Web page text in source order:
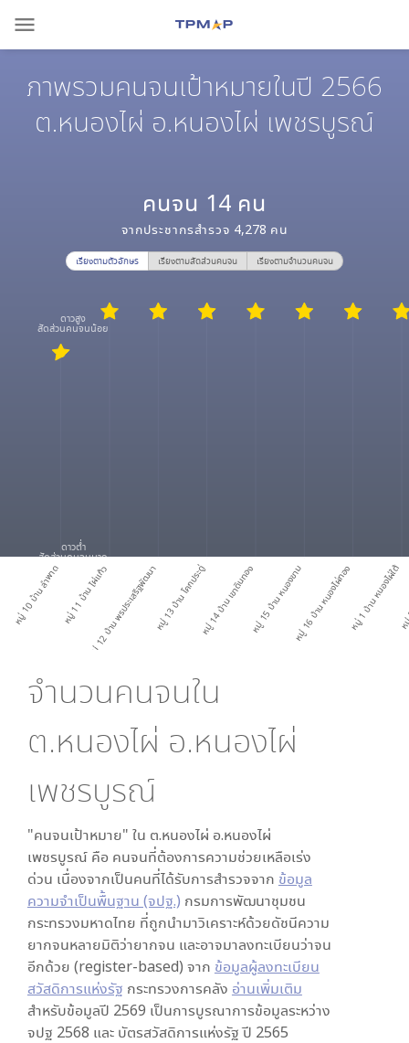
menu
ภาพรวมคนจนเป้าหมายในปี 2566
ต.หนองไผ่ อ.หนองไผ่ เพชรบูรณ์
คนจน 14 คน
จากประชากรสำรวจ 4,278 คน
เรียงตามตัวอักษร เรียงตามสัดส่วนคนจน เรียงตามจำนวนคนจน
หมู่ 10 บ้าน ลำพาดหมู่ 11 บ้าน ไผ่แก้วหมู่ 12 บ้าน พรประเสริฐพัฒนาหมู่ 13 บ้าน โคกประดู่หมู่ 14 บ้าน เขาดินทองหมู่ 15 บ้าน หนองขามหมู่ 16 บ้าน หนองไผ่ทองหมู่ 1 บ้าน หนองไผ่ใต้
ดาวสูง
สัดส่วนคนจนน้อย
ดาวต่ำ
สัดส่วนคนจนมาก
จำนวนคนจนใน
ต.หนองไผ่ อ.หนองไผ่
เพชรบูรณ์
"คนจนเป้าหมาย" ใน ต.หนองไผ่ อ.หนองไผ่
เพชรบูรณ์ คือ คนจนที่ต้องการความช่วยเหลือเร่ง
ด่วน เนื่องจากเป็นคนที่ได้รับการสำรวจจาก ข้อมูล
ความจำเป็นพื้นฐาน (จปฐ.) กรมการพัฒนาชุมชน
กระทรวงมหาดไทย ที่ถูกนำมาวิเคราะห์ด้วยดัชนีความ
ยากจนหลายมิติว่ายากจน และอาจมาลงทะเบียนว่าจน
อีกด้วย (register-based) จาก ข้อมูลผู้ลงทะเบียน
สวัสดิการแห่งรัฐ กระทรวงการคลัง อ่านเพิ่มเติม
สำหรับข้อมูลปี 2569 เป็นการบูรณาการข้อมูลระหว่าง
จปฐ 2568 และ บัตรสวัสดิการแห่งรัฐ ปี 2565